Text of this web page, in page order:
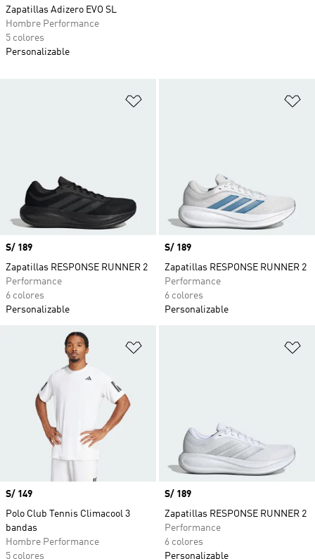
Precio
S/ 189
Zapatillas RESPONSE RUNNER 2
Performance
6 colores
Personalizable
Precio
S/ 189
Zapatillas RESPONSE RUNNER 2
Performance
6 colores
Personalizable
Precio
S/ 149
Polo Club Tennis Climacool 3
bandas
Hombre Performance
5 colores
Precio
S/ 189
Zapatillas RESPONSE RUNNER 2
Performance
6 colores
Personalizable
Zapatillas Adizero EVO SL
Hombre Performance
5 colores
Personalizable